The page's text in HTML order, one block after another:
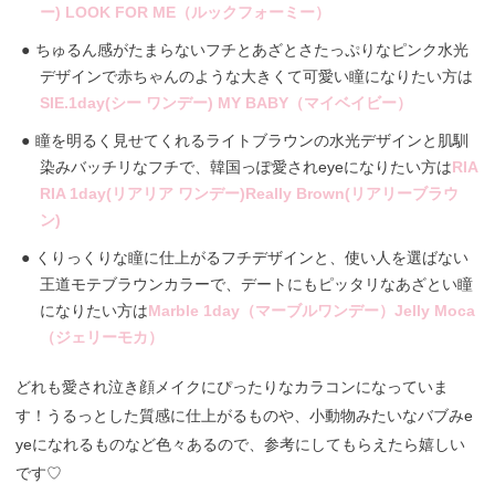
ー) LOOK FOR ME（ルックフォーミー）
ちゅるん感がたまらないフチとあざとさたっぷりなピンク水光
デザインで赤ちゃんのような大きくて可愛い瞳になりたい方は
SIE.1day(シー ワンデー) MY BABY（マイベイビー）
瞳を明るく見せてくれるライトブラウンの水光デザインと肌馴
染みバッチリなフチで、韓国っぽ愛されeyeになりたい方はRIA
RIA 1day(リアリア ワンデー)Really Brown(リアリーブラウ
ン)
くりっくりな瞳に仕上がるフチデザインと、使い人を選ばない
王道モテブラウンカラーで、デートにもピッタリなあざとい瞳
になりたい方はMarble 1day（マーブルワンデー）Jelly Moca
（ジェリーモカ）
どれも愛され泣き顔メイクにぴったりなカラコンになっていま
す！うるっとした質感に仕上がるものや、小動物みたいなバブみe
yeになれるものなど色々あるので、参考にしてもらえたら嬉しい
です♡